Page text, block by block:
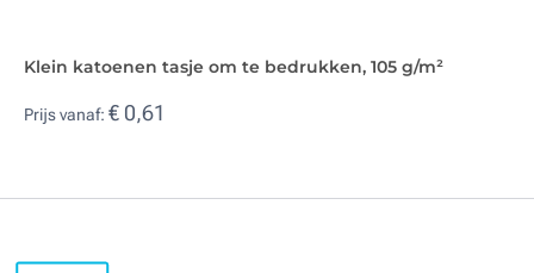
Klein katoenen tasje om te bedrukken, 105 g/m²
Prijs vanaf: € 0,61